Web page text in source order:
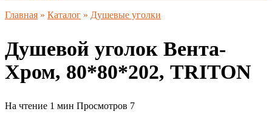
Главная » Каталог » Душевые уголки
Душевой уголок Вента-
Хром, 80*80*202, TRITON
На чтение 1 мин Просмотров 7